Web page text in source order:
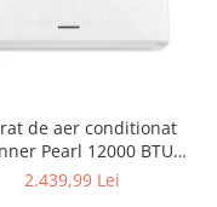
de aer conditionat
Pearl 12000 BTU
Clasa A+++/A+++, AI
2.439,99 Lei